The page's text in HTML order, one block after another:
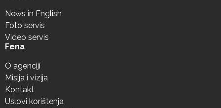
News in English
Foto servis
Video servis
Fena
O agenciji
Misija i vizija
Kontakt
Uslovi korištenja